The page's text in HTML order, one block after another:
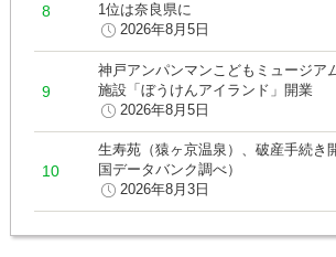
1位は奈良県に
2026年8月5日
神戸アンパンマンこどもミュージア
施設「ぼうけんアイランド」開業
2026年8月5日
生寿苑（猿ヶ京温泉）、破産手続き
国データバンク調べ）
2026年8月3日